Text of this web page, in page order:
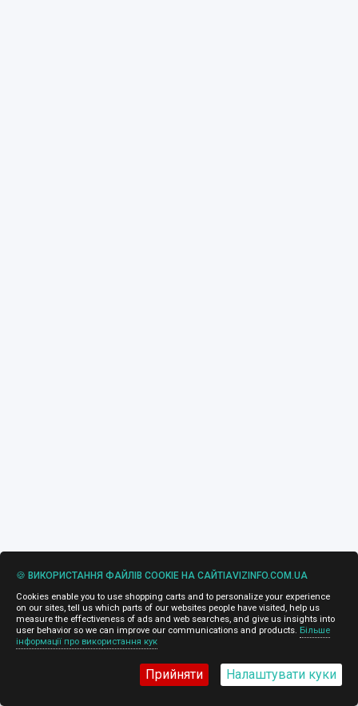
🍪 ВИКОРИСТАННЯ ФАЙЛІВ COOKIE НА САЙТІAVIZINFO.COM.UA
Cookies enable you to use shopping carts and to personalize your experience
on our sites, tell us which parts of our websites people have visited, help us
measure the effectiveness of ads and web searches, and give us insights into
user behavior so we can improve our communications and products. Більше
інформації про використання кук
Прийняти Налаштувати куки